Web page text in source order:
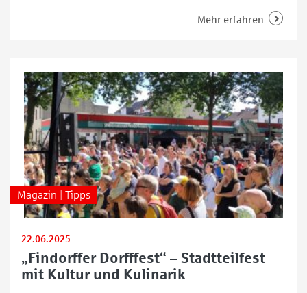
31. August 2025, verwandelt sich die Hemmstraße
Straßenkünstler
Mehr erfahren
Magazin | Tipps
22.06.2025
„Findorffer Dorfffest“ – Stadtteilfest
mit Kultur und Kulinarik